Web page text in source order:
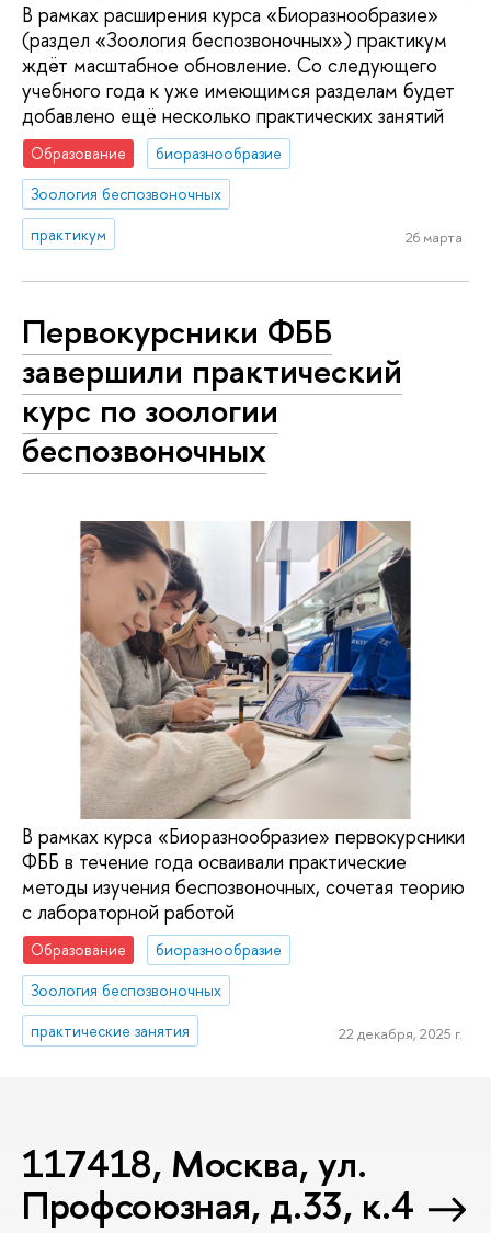
В рамках расширения курса «Биоразнообразие»
(раздел «Зоология беспозвоночных») практикум
ждёт масштабное обновление. Со следующего
учебного года к уже имеющимся разделам будет
добавлено ещё несколько практических занятий
Образование
биоразнообразие
Зоология беспозвоночных
практикум
26 марта
Первокурсники ФББ
завершили практический
курс по зоологии
беспозвоночных
В рамках курса «Биоразнообразие» первокурсники
ФББ в течение года осваивали практические
методы изучения беспозвоночных, сочетая теорию
с лабораторной работой
Образование
биоразнообразие
Зоология беспозвоночных
практические занятия
22 декабря, 2025 г.
117418, Москва, ул.
Профсоюзная, д.33, к.4